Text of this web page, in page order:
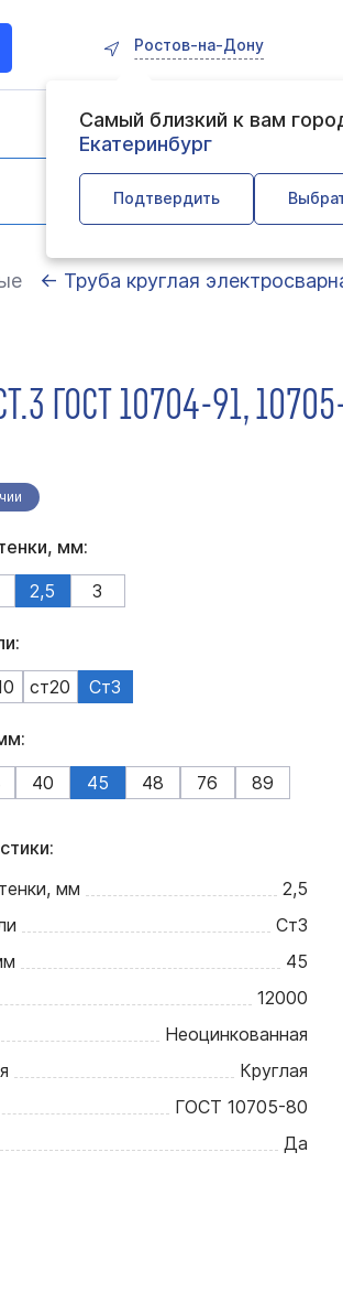
Ростов-на-Дону
Самый близкий к вам
Екатеринбург
Подтвердить
← Труба круглая
ГОСТ 10704-91,
мм:
2,5 3
ст20 Ст3
40 45 48 76 89
мм
2,5
Ст3
45
12000
Неоцинкованная
Круглая
ГОСТ 10705-80
Да